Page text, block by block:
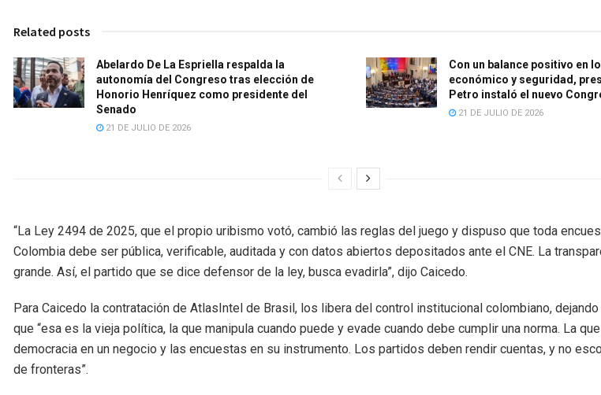
Related posts
Abelardo De La Espriella respalda la
autonomía del Congreso tras elección de
Honorio Henríquez como presidente del
Senado
21 DE JULIO DE 2026
Con un balance positivo en
económico y seguridad,
Petro instaló el nuevo
21 DE JULIO DE 2026
“La Ley 2494 de 2025, que el propio uribismo votó, cambió las reglas del juego y dispuso que toda
Colombia debe ser pública, verificable, auditada y con datos abiertos depositados ante el CNE. La
grande. Así, el partido que se dice defensor de la ley, busca evadirla”, dijo Caicedo.
Para Caicedo la contratación de AtlasIntel de Brasil, los libera del control institucional colombiano,
que “esa es la vieja política, la que manipula cuando puede y evade cuando debe cumplir una norma. La
democracia en un negocio y las encuestas en su instrumento. Los partidos deben rendir cuentas, y no
de fronteras”.